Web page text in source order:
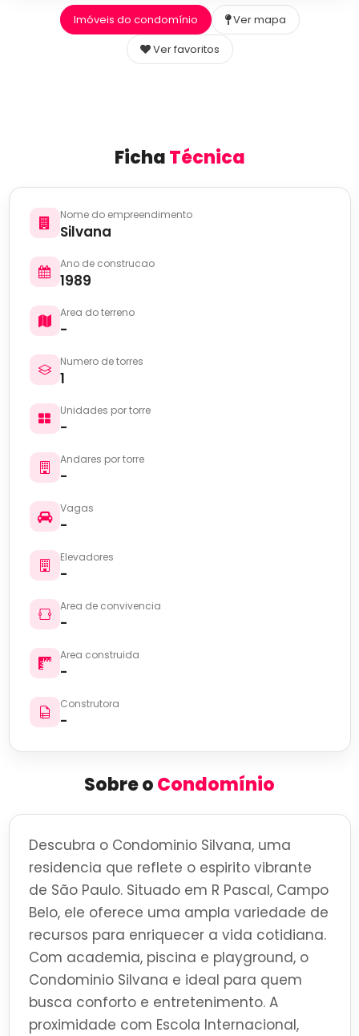
Imóveis do condomínio
Ver mapa
Ver favoritos
FichaTécnica
Nome do empreendimento
Silvana
Ano de construcao
1989
Area do terreno
-
Numero de torres
1
Unidades por torre
-
Andares por torre
-
Vagas
-
Elevadores
-
Area de convivencia
-
Area construida
-
Construtora
-
Sobre oCondomínio
Descubra o Condominio Silvana, uma
residencia que reflete o espirito vibrante
de São Paulo. Situado em R Pascal, Campo
Belo, ele oferece uma ampla variedade de
recursos para enriquecer a vida cotidiana.
Com academia, piscina e playground, o
Condominio Silvana e ideal para quem
busca conforto e entretenimento. A
proximidade com Escola Internacional,